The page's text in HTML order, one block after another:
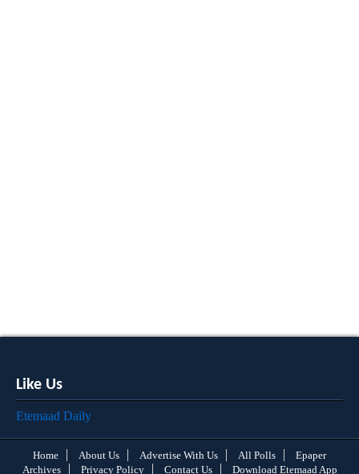
Like Us
Etemaad Daily
Home About Us Advertise With Us All Polls
Epaper
Archives
Privacy Policy Contact Us Download Etemaad App